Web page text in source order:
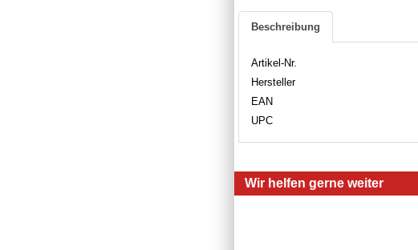
Beschreibung
Artikel-Nr.
Hersteller
EAN
UPC
Wir helfen gerne weiter